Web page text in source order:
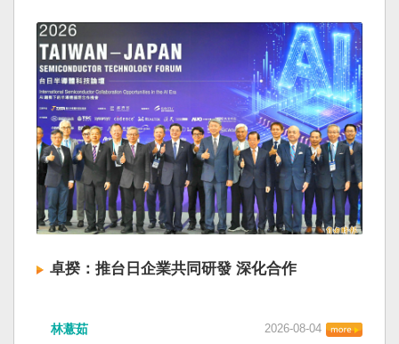
卓揆：推台日企業共同研發 深化合作
林薏茹 2026-08-04